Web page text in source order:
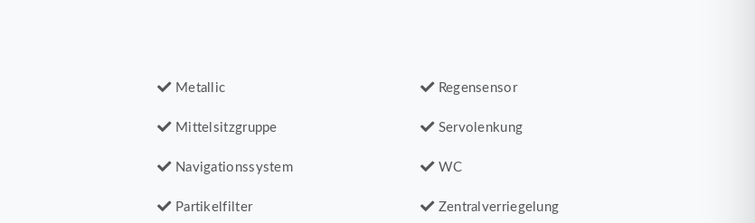
Metallic
Mittelsitzgruppe
Navigationssystem
Partikelfilter
Regensensor
Servolenkung
WC
Zentralverriegelung